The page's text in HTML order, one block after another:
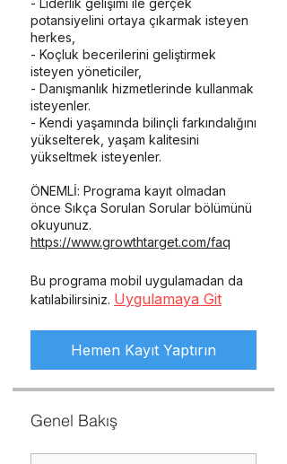
- Liderlik gelişimi ile gerçek
potansiyelini ortaya çıkarmak isteyen
herkes,
- Koçluk becerilerini geliştirmek
isteyen yöneticiler,
- Danışmanlık hizmetlerinde kullanmak
isteyenler.
- Kendi yaşamında bilinçli farkındalığını
yükselterek, yaşam kalitesini
yükseltmek isteyenler.
ÖNEMLİ: Programa kayıt olmadan
önce Sıkça Sorulan Sorular bölümünü
https://www.growthtarget.com/faq
Bu programa mobil uygulamadan da
katılabilirsiniz. Uygulamaya Git
Hemen Kayıt Yaptırın
Genel Bakış